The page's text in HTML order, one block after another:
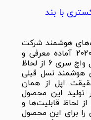
خاکستری با بند
هوشمند شرکت
اپل است که در سپتامبر سال 2020 آماده معرفی و
عرضه از طرف شرکت اپل شد. اپل واچ سری 6 از لحاظ
هوشمند نسل قبلی
اپل از همان
اپل واچ سری 4 و 5 در تولید این محصول
لحاظ قابلیت‌ها و
را برای این محصول